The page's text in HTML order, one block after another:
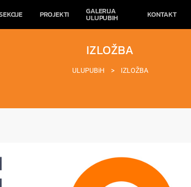
PROJEKTI GALERIJA
ULUPUBIH KONTAKT
IZLOŽBA
ULUPUBiH > IZLOŽBA